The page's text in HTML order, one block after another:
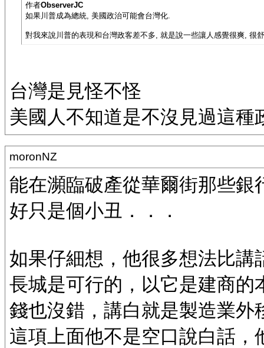
作者ObserverJC
如果川普成為總統, 美國政治可能會台灣化.
對我來說川普的表現和台灣政客差不多, 就是說一些讓人感覺很爽, 很
台灣是見怪不怪
美國人不知道是不沒見過這種
moronNZ
能在瀕臨破產從華爾街那些
好只是個小丑．．．
如果仔細想，他很多想法比
長城是可行的，以它是建商
錢也沒錯，講白就是製造業
這項上面他不是空口說白話